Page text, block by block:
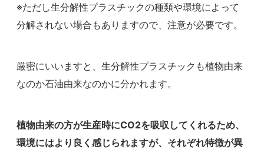
※ただし生分解性プラスチックの種類や環境によって
分解されない場合もありますので、注意が必要です。
厳密にいいますと、生分解性プラスチックも植物由来
なのか石油由来なのかに分かれます。
植物由来の方が生産時にCO2を吸収してくれるため、
環境にはより良く感じられますが、それぞれ特徴が異